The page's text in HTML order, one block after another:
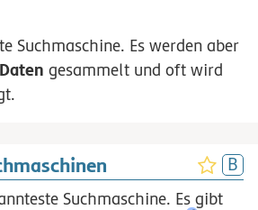
Suchmaschine. Es werden aber
gesammelt und oft wird
Suchmaschine. Es gibt